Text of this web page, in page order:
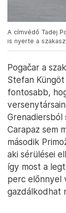
A címvédő Tadej
is nyerte a
Pogačar a
Stefan
fontosabb,
Grenadiersból
Carapaz sem
második
aki sérülései
így most a
perc előnnyel
gazdálkodhat